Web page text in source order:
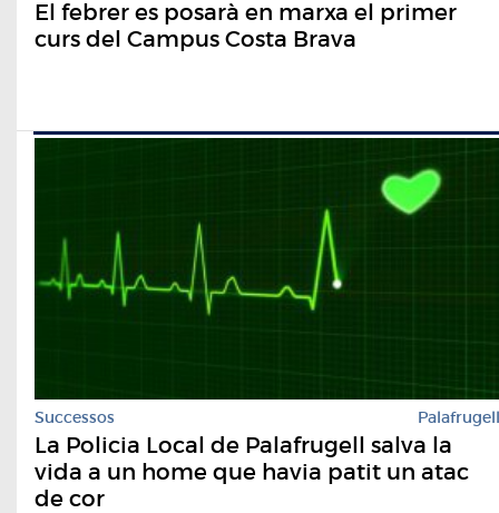
El febrer es posarà en marxa el primer
curs del Campus Costa Brava
Successos Palafrugell
La Policia Local de Palafrugell salva la
vida a un home que havia patit un atac
de cor